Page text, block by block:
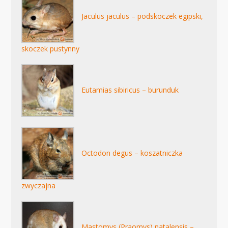
Jaculus jaculus – podskoczek egipski,
skoczek pustynny
Eutamias sibiricus – burunduk
Octodon degus – koszatniczka
zwyczajna